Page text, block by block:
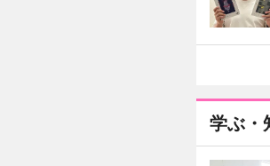
学ぶ・